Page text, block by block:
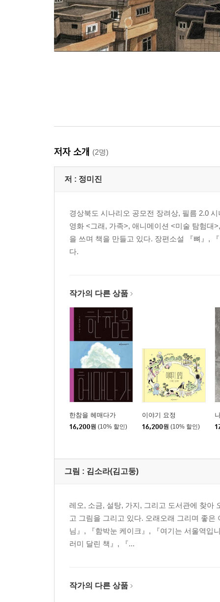
저자 소개 (2명)
저 : 정미진
경상북도 시나리오 공모전 장려상, 필름 2.0
영화 <그래, 가족>, 애니메이션 <미술 탐험대
을 쓰며 책을 만들고 있다. 장편소설 『뼈』,
다.
작가의 다른 상품
한참을 헤매다가
16,200원 (10% 할인)
이야기 요정
16,200원 (10% 할인)
그림 : 김소라(김고둥)
레오, 소금, 설탕, 가지, 그리고 도서관에 찾아
고 그림을 그리고 있다. 오래오래 그리며 좋
님』, 『함박눈 케이크』, 『여기는 서울역입
러미 달린 책』, 『...
작가의 다른 상품